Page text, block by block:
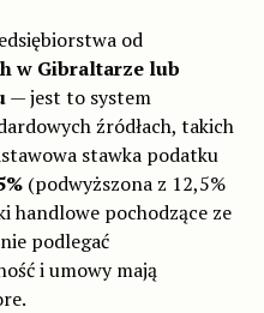
od
w Gibraltarze lub
— jest to system
źródłach, takich
stawka podatku
(podwyższona z 12,5%
handlowe pochodzące ze
podlegać
i umowy mają